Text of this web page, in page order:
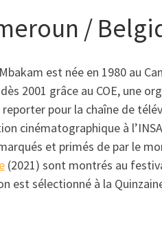
/
est née en 1980 au
2001 grâce au COE, une
pour la chaîne de
cinématographique à
et primés de par le
(2021) sont montrés au
est sélectionné à la